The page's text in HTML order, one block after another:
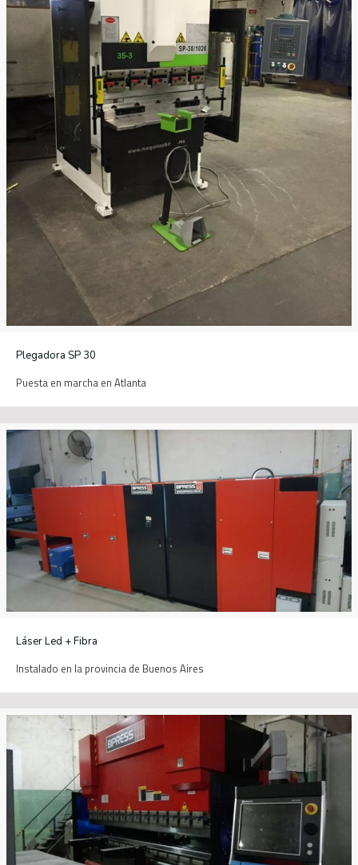
Plegadora SP 30
Puesta en marcha en Atlanta
Láser Led + Fibra
Instalado en la provincia de Buenos Aires